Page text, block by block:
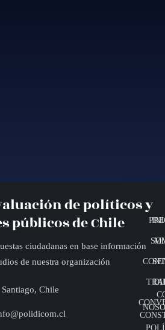
de políticos y
públicos de Chile
ciudadanas en base información
de nuestra organización
Santiago, Chile